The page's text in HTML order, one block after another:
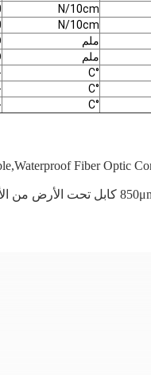
N/10cm
N/10cm
ملم
ملم
°C
50
°C
°C
Fiber Optic